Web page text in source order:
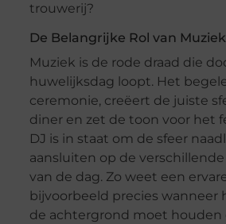
trouwerij?
De Belangrijke Rol van
Muziek is de rode draad die
huwelijksdag loopt. Het
ceremonie, creëert de juiste
diner en zet de toon voor het
DJ is in staat om de sfeer
aansluiten op de
van de dag. Zo weet een
bijvoorbeeld precies wanneer
de achtergrond moet houden